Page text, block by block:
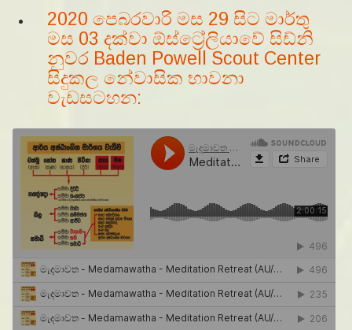
2020 පෙබරවාරි මස 29 සිට මාර්තු
මස 03 දක්වා ඕස්ට්‍රේලියාවේ සිඩ්නි
නුවර Baden Powell Scout Center
සිදුකල නේවාසික භාවනා
වැඩසටහන: